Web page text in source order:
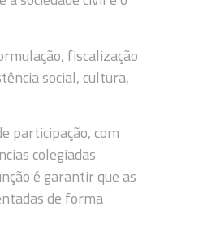
fiscalização
social, cultura,
participação, com
colegiadas
é garantir que as
de forma